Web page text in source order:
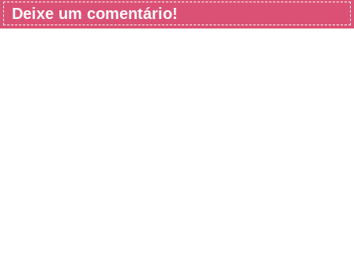
Deixe um comentário!